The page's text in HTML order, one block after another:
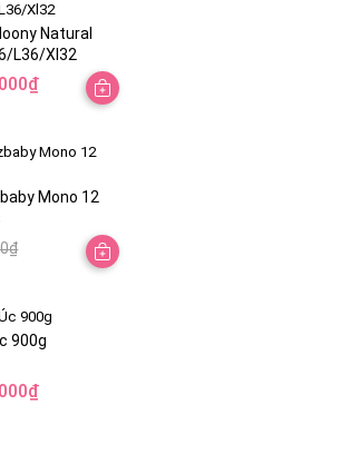
Natural
L36/Xl32
₫
Mono 12
₫
900g
₫